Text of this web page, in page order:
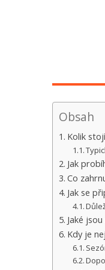
Obsah
Kolik
Jak
Co
Jak se
Jaké
Kdy je